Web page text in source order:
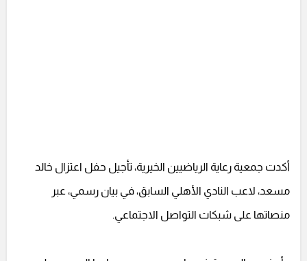
أكدت جمعية رعاية الرياضيين الخيرية، تأجيل حفل اعتزال خالد
مسعد، لاعب النادي الأهلي السابق، في بيان رسمي، عبر
منصاتها على شبكات التواصل الاجتماعي.